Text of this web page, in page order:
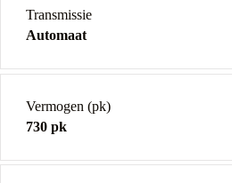
Transmissie
Automaat
Vermogen (pk)
730 pk